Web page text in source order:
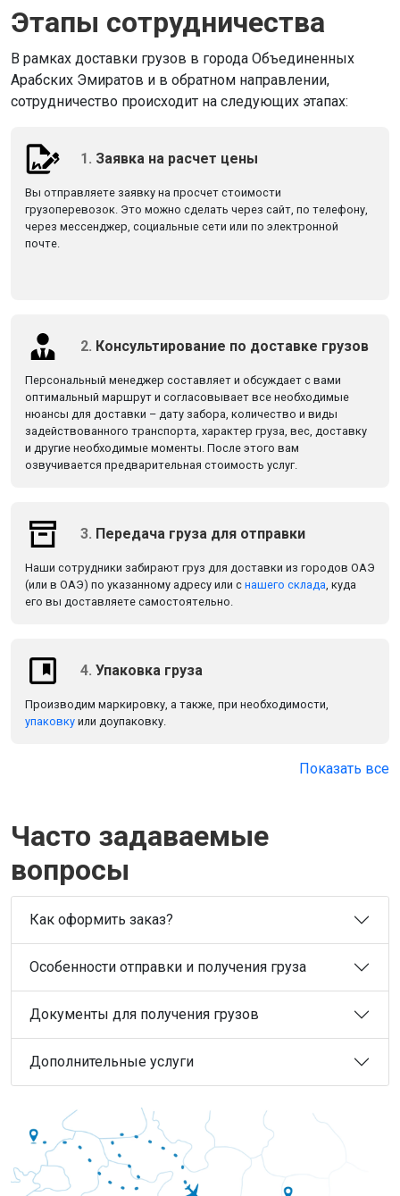
Этапы сотрудничества
В рамках доставки грузов в города Объединенных
Арабских Эмиратов и в обратном направлении,
сотрудничество происходит на следующих этапах:
1. Заявка на расчет цены
Вы отправляете заявку на просчет стоимости
грузоперевозок. Это можно сделать через сайт, по телефону,
через мессенджер, социальные сети или по электронной
почте.
2. Консультирование по доставке грузов
Персональный менеджер составляет и обсуждает с вами
оптимальный маршрут и согласовывает все необходимые
нюансы для доставки – дату забора, количество и виды
задействованного транспорта, характер груза, вес, доставку
и другие необходимые моменты. После этого вам
озвучивается предварительная стоимость услуг.
3. Передача груза для отправки
Наши сотрудники забирают груз для доставки из городов ОАЭ
(или в ОАЭ) по указанному адресу или с нашего склада , куда
его вы доставляете самостоятельно.
4. Упаковка груза
Производим маркировку, а также, при необходимости,
упаковку или доупаковку.
Показать все
Часто задаваемые
вопросы
Как оформить заказ?
Особенности отправки и получения груза
Документы для получения грузов
Дополнительные услуги